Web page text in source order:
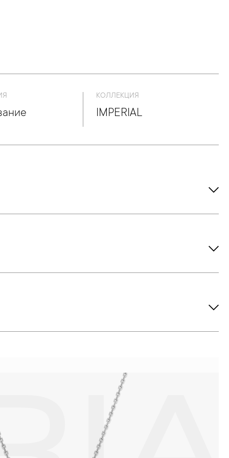
КОЛЛЕКЦИЯ
IMPERIAL
оставить на нем царапины. Изделия с бриллиантами
Также высокую влажность плохо переносят жемчуг,
или замшевой салфеткой.